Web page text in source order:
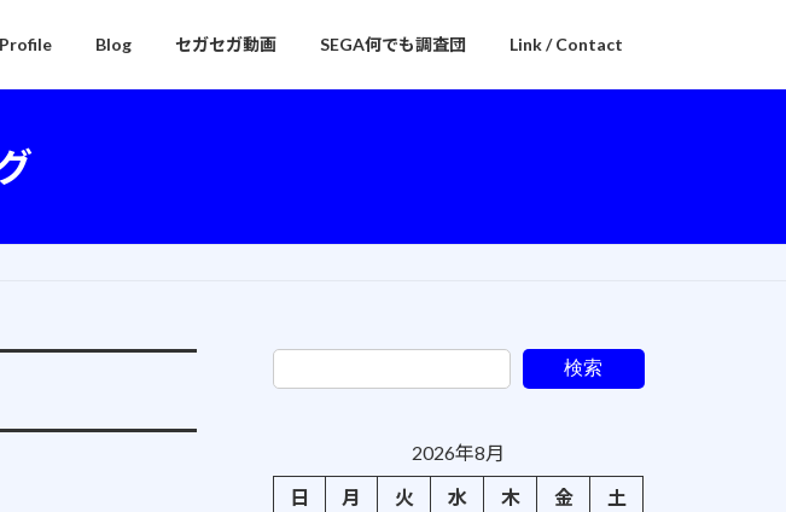
Profile Blog セガセガ動画 SEGA何でも調査団 Link / Contact
検索
2026年8月
日
月 火 水 木 金
土